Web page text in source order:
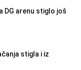
DG arenu stiglo još
stigla i iz